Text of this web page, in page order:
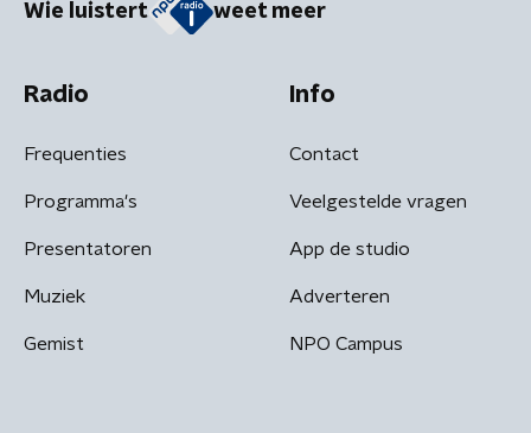
Wie luistert weet meer
Radio
Frequenties
Programma's
Presentatoren
Muziek
Gemist
Info
Contact
Veelgestelde vragen
App de studio
Adverteren
NPO Campus